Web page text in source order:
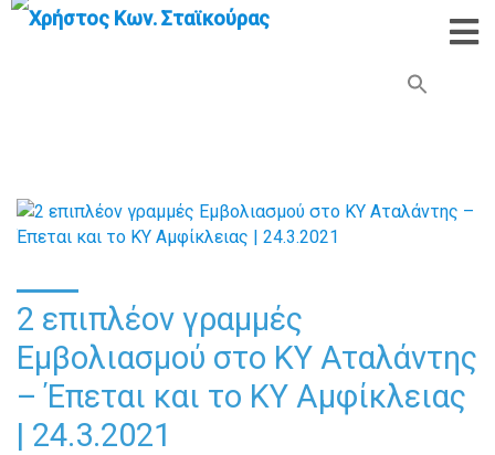
2 επιπλέον γραμμές
Εμβολιασμού στο ΚΥ Αταλάντης
– Έπεται και το ΚΥ Αμφίκλειας
| 24.3.2021